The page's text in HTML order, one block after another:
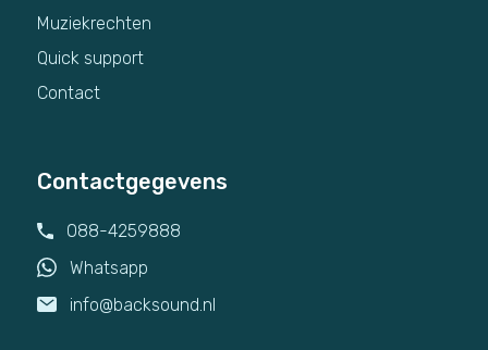
Muziekrechten
Quick support
Contact
Contactgegevens
088-4259888
Whatsapp
info@backsound.nl